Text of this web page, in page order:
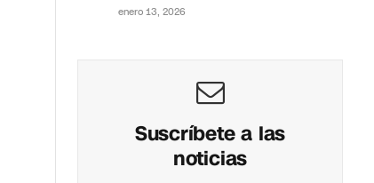
enero 13, 2026
Suscríbete a las
noticias